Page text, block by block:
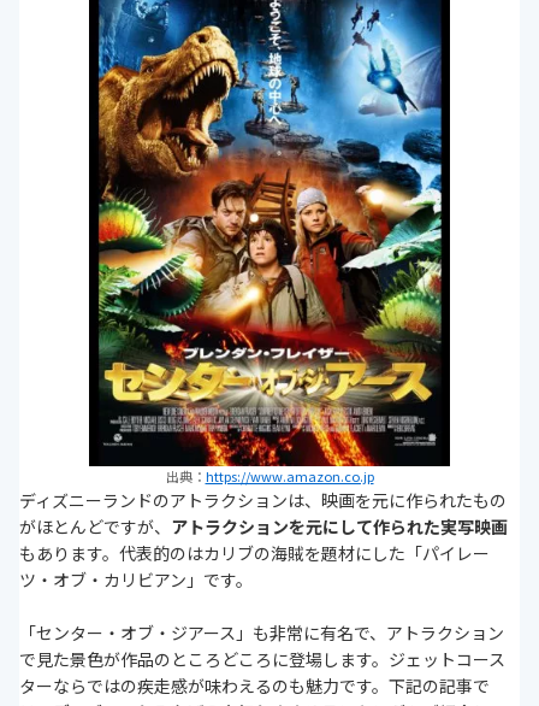
出典： https://www.amazon.co.jp
ディズニーランドのアトラクションは、映画を元に作られたもの
がほとんどですが、 アトラクションを元にして作られた実写映画
もあります。代表的のはカリブの海賊を題材にした「パイレー
ツ・オブ・カリビアン」です。
「センター・オブ・ジアース」も非常に有名で、アトラクション
で見た景色が作品のところどころに登場します。ジェットコース
ターならではの疾走感が味わえるのも魅力です。下記の記事で